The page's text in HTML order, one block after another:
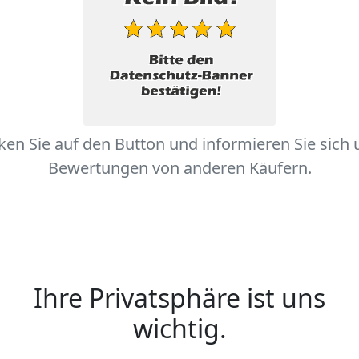
Sie auf den Button und informieren Sie sich
Bewertungen von anderen Käufern.
Ihre Privatsphäre ist uns
wichtig.